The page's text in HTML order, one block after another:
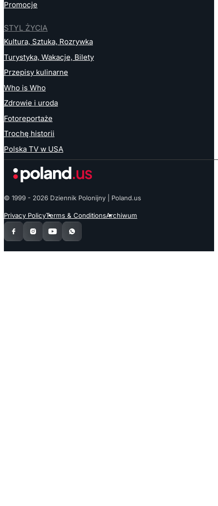
Promocje
STYL ŻYCIA
Kultura, Sztuka, Rozrywka
Turystyka, Wakacje, Bilety
Przepisy kulinarne
Who is Who
Zdrowie i uroda
Fotoreportaże
Trochę historii
Polska TV w USA
© 1999 - 2026 Dziennik Polonijny | Poland.us
Privacy PolicyTerms & ConditionsArchiwum